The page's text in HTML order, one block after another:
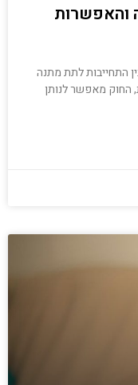
והאפשרות
התחייבות לתת מתנה
החוק מאפשר לנותן